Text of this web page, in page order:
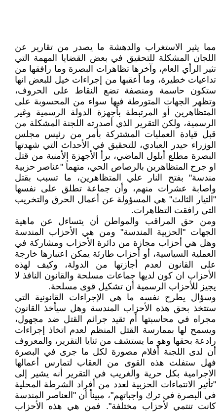
مما يثير الاستغراب والدهشة ما يصدر من تقارير عن
اللجان المشكلة للتحقيق في بعض القضايا المهمة التي
تثير الرأي العام، وآخرها تظاهرات البصرة وما رافقها من
تداعيات خطيرة، وما أعقبها من إجراءات خيل للبعض انها
ستكون حاسمة ومنصفة تضع النقاط على الحروف،
وتظهر الجهات المتورطة فيها سواء من المحسوبة على
المتظاهرين أو المرتبطة بأجهزة الدولة الرسمية وغير
الرسمية، ولكن التقرير الذي أصدرته اللجنة المشكلة من
قبل قيادة العمليات المشتركة بأمر من رئيس مجلس
الوزراء حيدر العبادي، للتحقيق في الأحداث التي شهدتها
البصرة مطلع أيلول الماضي، برأ الأجهزة الأمنية من قتل
او جرح المتظاهرين بالرصاص الحي، متهماً "عناصر حزبية
مندسة" بفتح النار علي المتظاهرين، ما تسبب بقتل
واصابة عشرات منهم، وأن جماعة تطلق على نفسها
"التيار الثالث" هي المسؤولة عن أعمال الحرق والتخريب
التي رافقت التظاهرات.
ومن حق المراقب والمواطن أن يتساءل عن ماهية
الجهات "الحزبية المندسة" ومن هي الأحزاب المندسة
وهل هي أحزاب مجازة من دائرة الأحزاب ومشاركة في
العملية السياسية، أو أحزاب طارئة يمكن اعتبارها خارجة
على القانون لعدم أجازتها من الدولة، وكيف لهذه
الأحزاب ان كون لديها جماعات مسلحة والقانون النافذ لا
يجيز للأحزاب الرسمية أن تشكيل قوى مسلحة.
وسؤال يطرح نفسه ما هي الإجراءات القانونية التي
ستتخذ بحق هذه الأحزاب المندسة وهل سيأخذ القانون
مجراه في محاسبتها أم تقيد جرائم القتل ضد مجهول،
ويسمح لها بممارسة القتل المنظم لعدم اتخاذ إجراءات
رادعة بحقها وهو ما يستشف من ثنايا التقرير، والمعروف
أن لدى اللجنة أفلام مصورة لكل ما جرى في البصرة
فهل ستفلت هذه القوى من العقاب لتمارس أعمالها
الاجرامية بكل حرية والغريب في التقرير أنه يشير إلى
"تأثير الانتماءات الحزبية لعدد من أفراد الشرطة المحلية
في البصرة في ترك واجباتهم"، مبيناً أن "العناصر المندسة
كانت تنتمي لأحزاب مختلفة". فمن هي هذه الأحزاب